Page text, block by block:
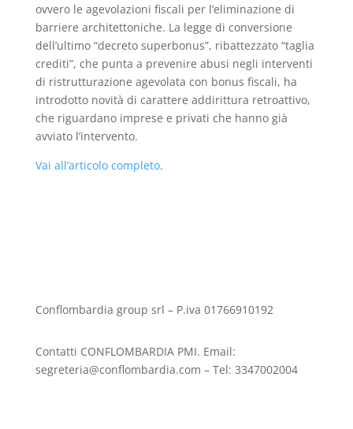
ovvero le agevolazioni fiscali per l’eliminazione di
barriere architettoniche. La legge di conversione
dell’ultimo “decreto superbonus”, ribattezzato “taglia
crediti”, che punta a prevenire abusi negli interventi
di ristrutturazione agevolata con bonus fiscali, ha
introdotto novità di carattere addirittura retroattivo,
che riguardano imprese e privati che hanno già
avviato l’intervento.
Vai all’articolo completo.
Conflombardia group srl – P.iva 01766910192
Contatti CONFLOMBARDIA PMI. Email:
segreteria@conflombardia.com – Tel: 3347002004